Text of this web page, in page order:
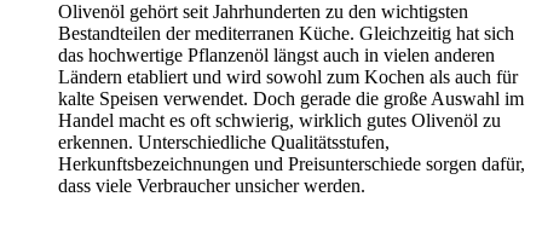
Olivenöl gehört seit Jahrhunderten zu den wichtigsten
Bestandteilen der mediterranen Küche. Gleichzeitig hat sich
das hochwertige Pflanzenöl längst auch in vielen anderen
Ländern etabliert und wird sowohl zum Kochen als auch für
kalte Speisen verwendet. Doch gerade die große Auswahl im
Handel macht es oft schwierig, wirklich gutes Olivenöl zu
erkennen. Unterschiedliche Qualitätsstufen,
Herkunftsbezeichnungen und Preisunterschiede sorgen dafür,
dass viele Verbraucher unsicher werden.